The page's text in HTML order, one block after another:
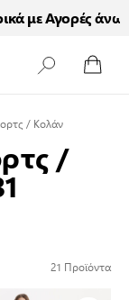
με Αγορές άνω
/ Κολάν
/
21 Προϊόντα